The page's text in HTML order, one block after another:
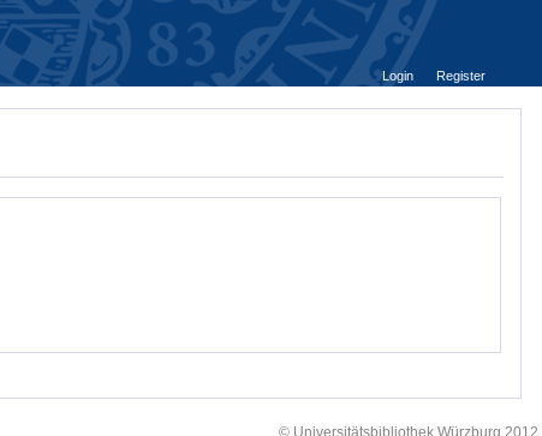
Login
Register
© Universitätsbibliothek Würzburg 2012.